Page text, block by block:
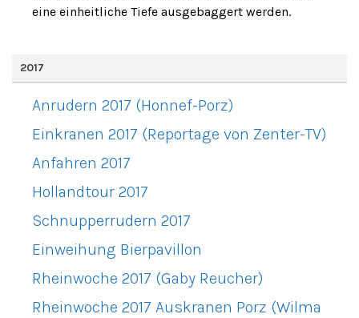
eine einheitliche Tiefe ausgebaggert werden.
2017
Anrudern 2017 (Honnef-Porz)
Einkranen 2017 (Reportage von Zenter-TV)
Anfahren 2017
Hollandtour 2017
Schnupperrudern 2017
Einweihung Bierpavillon
Rheinwoche 2017 (Gaby Reucher)
Rheinwoche 2017 Auskranen Porz (Wilma